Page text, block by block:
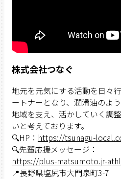
株式会社つなぐ
地元を元気にする活動を日々
ートナーとなり、潤滑油のよ
地域を支え、活かしていく調
いと考えております。
🔍HP： https://tsunagu-
🔍先輩応援メッセージ：
https://plus-matsumoto.jr-
📍長野県塩尻市大門泉町3-7